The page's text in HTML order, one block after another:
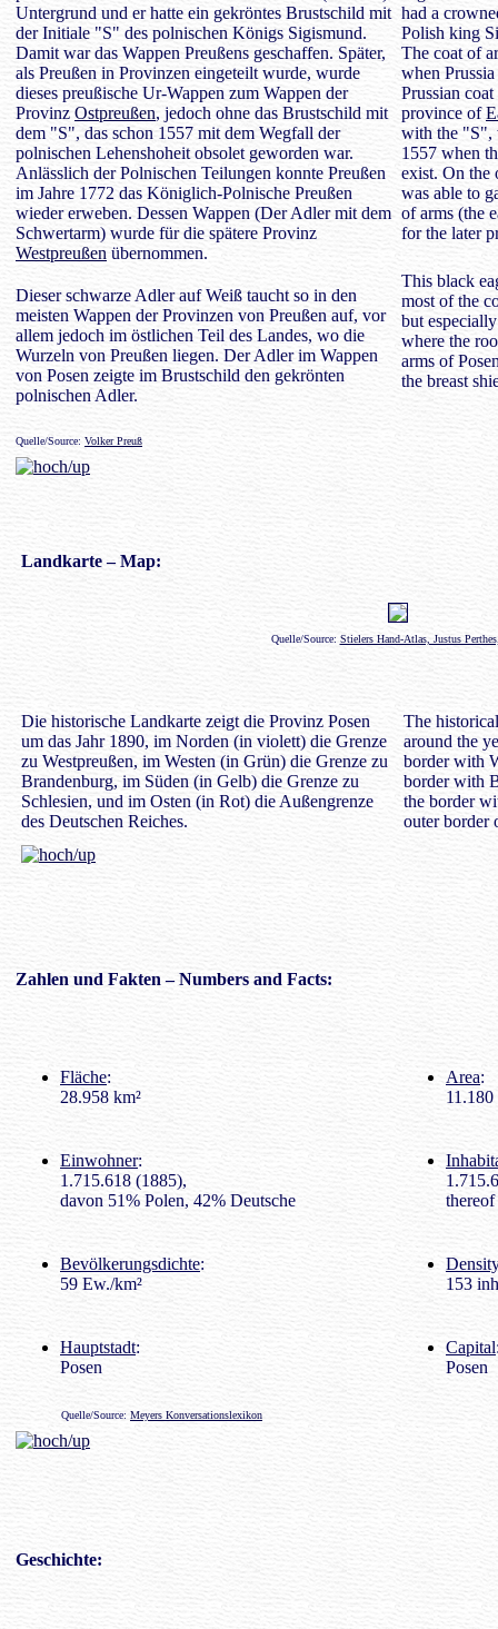
Untergrund und er hatte ein gekröntes Brustschild mit
der Initiale "S" des polnischen Königs Sigismund.
Damit war das Wappen Preußens geschaffen. Später,
als Preußen in Provinzen eingeteilt wurde, wurde
dieses preußische Ur-Wappen zum Wappen der
Provinz Ostpreußen, jedoch ohne das Brustschild mit
dem "S", das schon 1557 mit dem Wegfall der
polnischen Lehenshoheit obsolet geworden war.
Anlässlich der Polnischen Teilungen konnte Preußen
im Jahre 1772 das Königlich-Polnische Preußen
wieder erweben. Dessen Wappen (Der Adler mit dem
Schwertarm) wurde für die spätere Provinz
Westpreußen übernommen.
had a
Polish king
The coat of
when
Prussian
province of
with the "S",
1557 when
exist. On the
was able to
of arms (the
for the later
Dieser schwarze Adler auf Weiß taucht so in den
meisten Wappen der Provinzen von Preußen auf, vor
allem jedoch im östlichen Teil des Landes, wo die
Wurzeln von Preußen liegen. Der Adler im Wappen
von Posen zeigte im Brustschild den gekrönten
polnischen Adler.
This black
most of the
but
where the
arms of
the breast
Quelle/Source: Volker Preuß
Landkarte– Map:
Quelle/Source: Stielers Hand-Atlas, Justus
Die historische Landkarte zeigt die Provinz Posen
um das Jahr 1890, im Norden (in violett) die Grenze
zu Westpreußen, im Westen (in Grün) die Grenze zu
Brandenburg, im Süden (in Gelb) die Grenze zu
Schlesien, und im Osten (in Rot) die Außengrenze
des Deutschen Reiches.
The
around the
border with
border with
the border
outer border
Zahlenund Fakten – Numbers and Facts:
Fläche:
28.958 km²
Area:
11.180
Einwohner:
1.715.618 (1885),
davon 51% Polen, 42% Deutsche
Bevölkerungsdichte:
59 Ew./km²
153
Hauptstadt:
Posen
Capital
Posen
Quelle/Source: Meyers Konversationslexikon
Geschichte: